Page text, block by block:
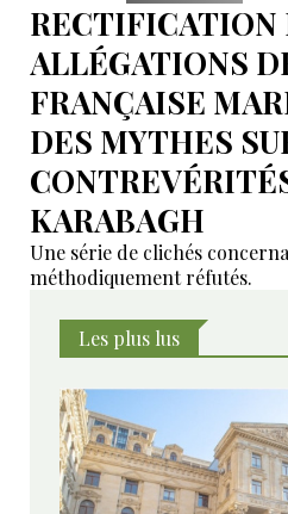
RECTIFICATION
ALLÉGATIONS
FRANÇAISE
DES MYTHES
KARABAGH
Une série de clichés
méthodiquement réfutés.
Les plus lus